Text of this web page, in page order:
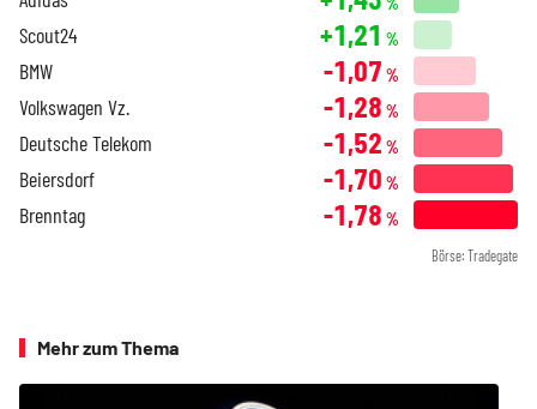
Scout24 +1,21 %
BMW -1,07 %
Volkswagen Vz. -1,28 %
Deutsche Telekom -1,52 %
Beiersdorf -1,70 %
Brenntag -1,78 %
Börse: Tradegate
Mehr zum Thema